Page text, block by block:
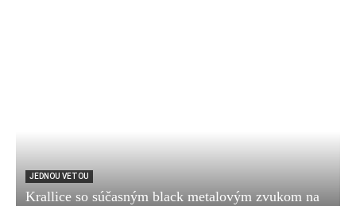
JEDNOU VETOU
Krallice so súčasným black metalovým zvukom na